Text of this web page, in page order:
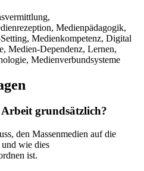
Medienpädagogik,
Medienkompetenz, Digital
Medien-Dependenz, Lernen,
Medienverbundsysteme
grundsätzlich?
den Massenmedien auf die
wie dies
ist.